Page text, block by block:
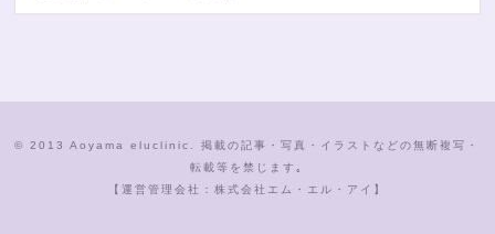
© 2013 Aoyama eluclinic. 掲載の記事・写真・イラストなどの無断複写・
転載等を禁じます｡
【運営管理会社：株式会社エム・エル・アイ】